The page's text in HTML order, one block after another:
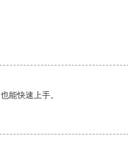
能快速上手。